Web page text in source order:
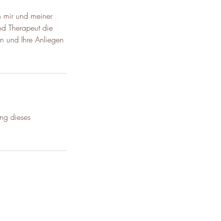
mir und meiner
Therapeut die
und Ihre Anliegen
dieses